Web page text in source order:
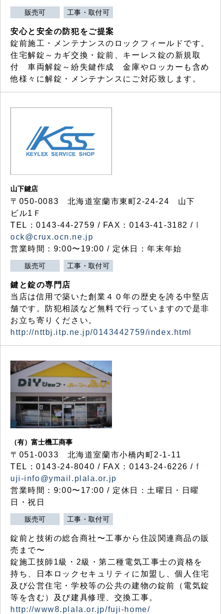
販売可 工事・取付可
安心と安全の防犯をご提案
錠前施工・メンテナンスのロックフィールドです。
住宅解錠～カギ交換・錠前、キーレス錠の新規取
付 車両解錠～紛失鍵作成 金庫やロッカーも含め
他様々に解錠・メンテナンスにご対応致します。
山下鍵店
〒050-0083 北海道室蘭市東町2-24-24 山下
ビル1Ｆ
TEL：0143-44-2759 / FAX：0143-41-3182 /
ock@crux.ocn.ne.jp
営業時間：9:00〜19:00 / 定休日：年末年始
販売可 工事・取付可
鍵と錠の専門店
当店は信用で築いた創業４０年の歴史を誇る中堅店
舗です。防犯相談など無料で行っていますので是非
お立ち寄りください。
http://nttbj.itp.ne.jp/0143442759/index.html
（有）富士機工商事
〒051-0033 北海道室蘭市小橋内町2-1-11
TEL：0143-24-8040 / FAX：0143-24-6226 / f
uji-info@ymail.plala.or.jp
営業時間：9:00〜17:00 / 定休日：土曜日・日曜
日・祝日
販売可 工事・取付可
錠前と技術の総合商社〜工事から住設関連商品の販
売まで〜
錠施工技師1級・2級・第二種電気工事士の資格を
持ち、日本ロックセキュリティに加盟し、個人住宅
及び公営住宅・学校等の公共の建物の錠前（電気錠
等を含む）及び建具修理、交換工事。
http://www8.plala.or.jp/fuji-home/